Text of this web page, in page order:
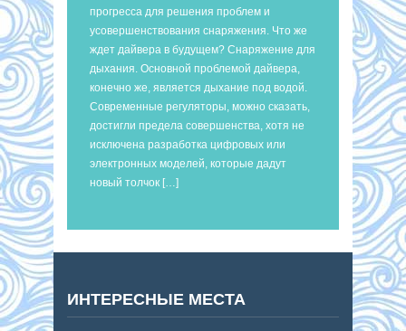
прогресса для решения проблем и
усовершенствования снаряжения. Что же
ждет дайвера в будущем? Снаряжение для
дыхания. Основной проблемой дайвера,
конечно же, является дыхание под водой.
Современные регуляторы, можно сказать,
достигли предела совершенства, хотя не
исключена разработка цифровых или
электронных моделей, которые дадут
новый толчок […]
ИНТЕРЕСНЫЕ МЕСТА